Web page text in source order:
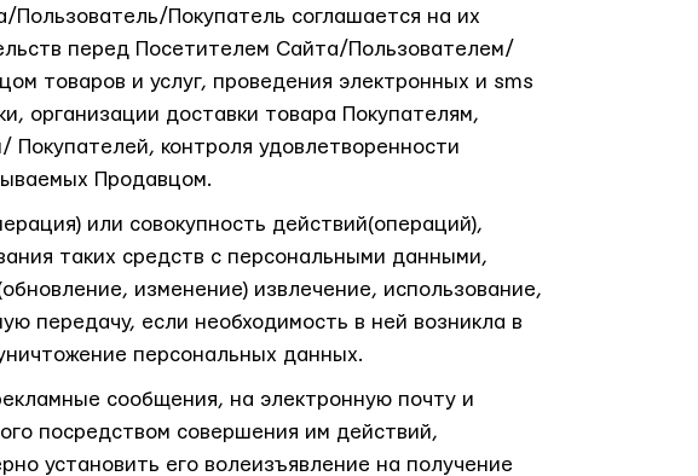
Покупатель соглашается на их
перед Посетителем Сайта/Пользователем/
товаров и услуг, проведения электронных и sms
организации доставки товара Покупателям,
контроля удовлетворенности
Продавцом.
или совокупность действий(операций),
таких средств с персональными данными,
изменение) извлечение, использование,
передачу, если необходимость в ней возникла в
персональных данных.
сообщения, на электронную почту и
посредством совершения им действий,
установить его волеизъявление на получение